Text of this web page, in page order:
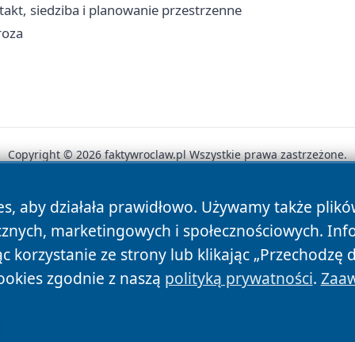
siedziba i planowanie przestrzenne
aby działała prawidłowo. Używamy także
marketingowych i społecznościowych.
korzystanie ze strony lub klikając „Przechodzę
zgodnie z naszą polityką prywatności.
Copyright © 2026 faktywroclaw.pl Wszystkie prawa zastrzeżone.
Autorzy Polityka Prywatności Polityka